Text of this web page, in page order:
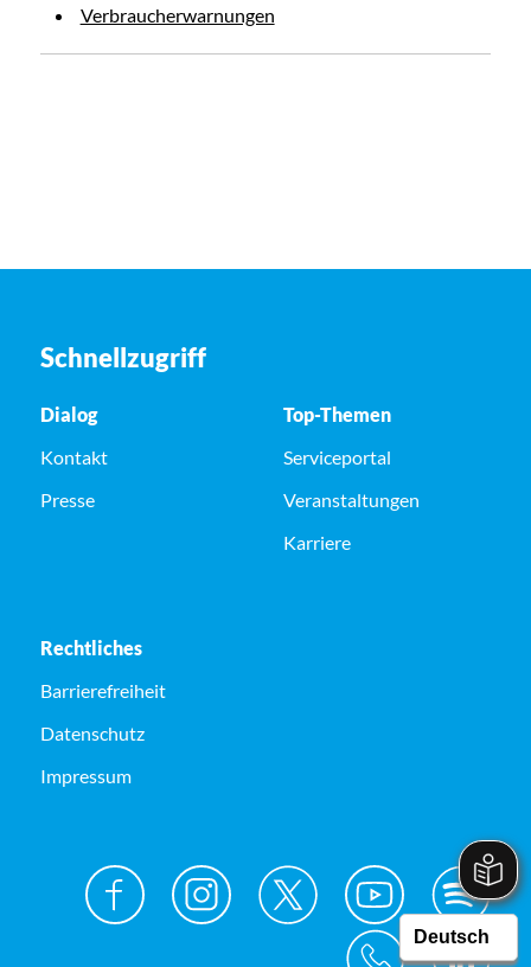
Verbraucherwarnungen
Schnellzugriff
Dialog
Kontakt
Presse
Top-Themen
Serviceportal
Veranstaltungen
Karriere
Rechtliches
Barrierefreiheit
Datenschutz
Impressum